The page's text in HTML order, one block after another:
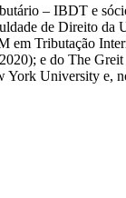
– IBDT e
de Direito da
Tributação
e do The
University e,